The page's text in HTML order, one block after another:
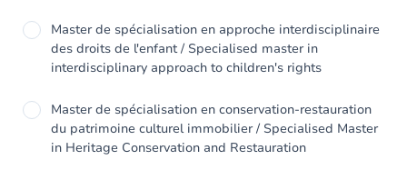
Master de spécialisation en approche interdisciplinaire
des droits de l'enfant / Specialised master in
interdisciplinary approach to children's rights
Master de spécialisation en conservation-restauration
du patrimoine culturel immobilier / Specialised Master
in Heritage Conservation and Restauration